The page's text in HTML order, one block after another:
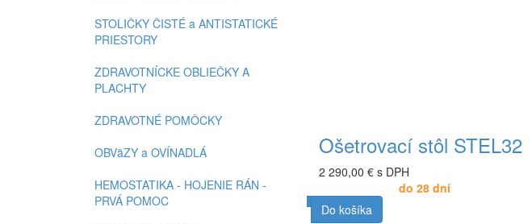
STOLIČKY ČISTÉ a ANTISTATICKÉ
PRIESTORY
ZDRAVOTNÍCKE OBLIEČKY A
PLACHTY
ZDRAVOTNÉ POMÔCKY
OBVäZY a OVÍNADLÁ
HEMOSTATIKA - HOJENIE RÁN -
PRVÁ POMOC
Ošetrovací stôl STEL32
2 290,00 € s DPH
do 28 dní
Do košíka